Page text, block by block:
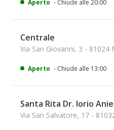
Aperto - Chiude alle 20:00
Centrale
Via San Giovanni, 3 - 81024
Aperto - Chiude alle 13:00
Santa Rita Dr. Iorio
Via San Salvatore, 17 -